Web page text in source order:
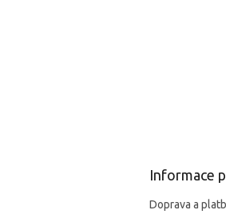
Informace
Doprava a